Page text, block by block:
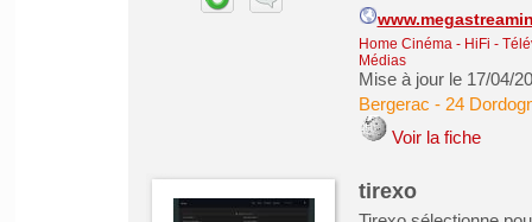
Home Cinéma - HiFi -
Médias
Mise à jour le 17/04/
Bergerac - 24
Voir la fiche
tirexo